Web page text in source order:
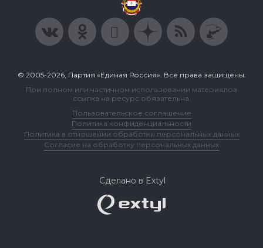
© 2005-2026, Партия «Единая Россия». Все права защищены.
При полном или частичном использовании материалов
ссылка на ресурс обязательна.
Пользовательское соглашение
Политика конфиденциальности
Политика в отношении обработки персональных данных
Согласие на обработку персональных данных
Сделано в Extyl